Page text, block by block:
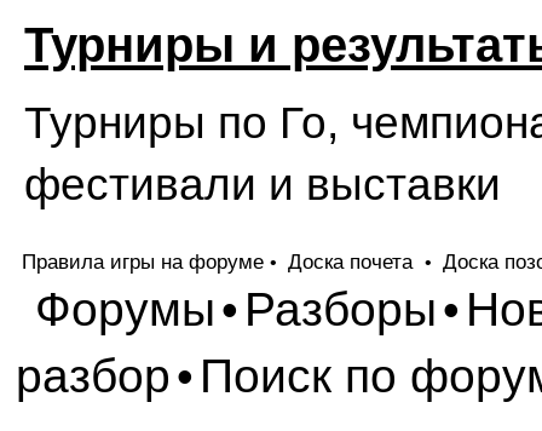
Турниры и
Турниры по Го,
фестивали и выставки
Правила игры на форуме • Доска почета • Доска
Форумы• Разборы•
разбор• Поиск по